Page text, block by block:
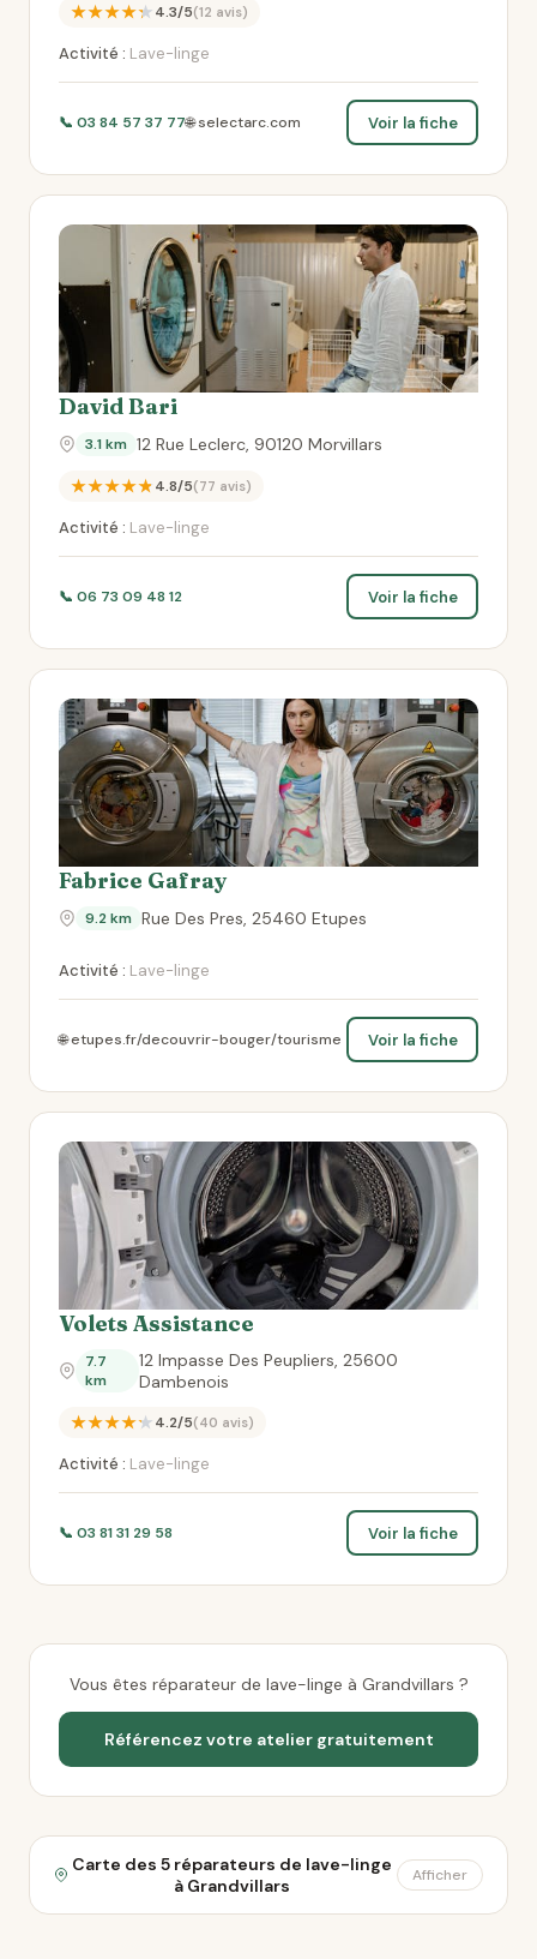
★★★★★4.3/5(12 avis)
Activité : Lave-linge
📞 03 84 57 37 77🌐 selectarc.com Voir la fiche
David Bari
3.1 km 12 Rue Leclerc, 90120 Morvillars
★★★★★4.8/5(77 avis)
Activité : Lave-linge
📞 06 73 09 48 12 Voir la fiche
Fabrice Gafray
9.2 km Rue Des Pres, 25460 Etupes
Activité : Lave-linge
🌐 etupes.fr/decouvrir-bouger/tourisme Voir la fiche
Volets Assistance
7.7
km
12 Impasse Des Peupliers, 25600
Dambenois
★★★★★4.2/5(40 avis)
Activité : Lave-linge
📞 03 81 31 29 58 Voir la fiche
Vous êtes réparateur de lave-linge à Grandvillars ?
Référencez votre atelier gratuitement
Carte des 5 réparateurs de lave-linge
à Grandvillars
Afficher